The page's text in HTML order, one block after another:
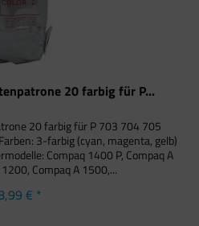
20 farbig für P...
20 farbig für P 703 704 705
3-farbig (cyan, magenta, gelb)
Compaq 1400 P, Compaq A
Compaq A 1500,...
€ *